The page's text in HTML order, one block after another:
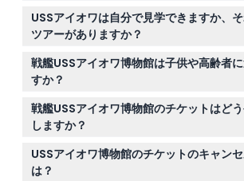
博物館は毎日午前10時から午後5時まで開
終入場は午後4時です。クリスマスの日
更される場合がありますので、予約時に
USSアイオワは自分で見学できますか、
ツアーがありますか？
無料のツアーアプリを使ってUSSアイオワ
で見学できます。このアプリには拡張現
オ、子供向けの宝探しゲームが含まれて
タラクティブな体験ができます。
戦艦USSアイオワ博物館は子供や高齢者
すか？
はい、博物館は子供、青少年、大人、高
の年齢の訪問者を歓迎しています。0歳
供は無料で入館できます。
戦艦USSアイオワ博物館のチケットはど
しますか？
このウェブサイトを通じてオンラインで
約でき、便利で安全な取引が可能です。
USSアイオワ博物館のチケットのキャン
は？